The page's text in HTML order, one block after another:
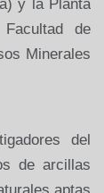
y la Planta
de
Minerales
del
de arcillas